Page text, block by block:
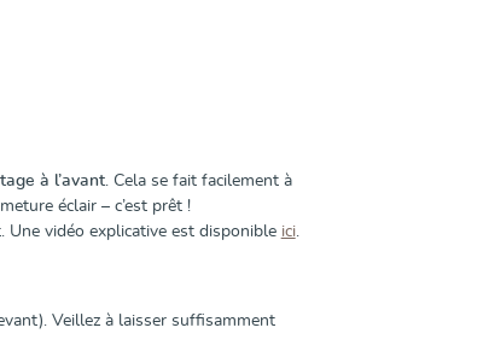
à l’avant. Cela se fait facilement à
éclair – c’est prêt !
Une vidéo explicative est disponible ici.
Veillez à laisser suffisamment